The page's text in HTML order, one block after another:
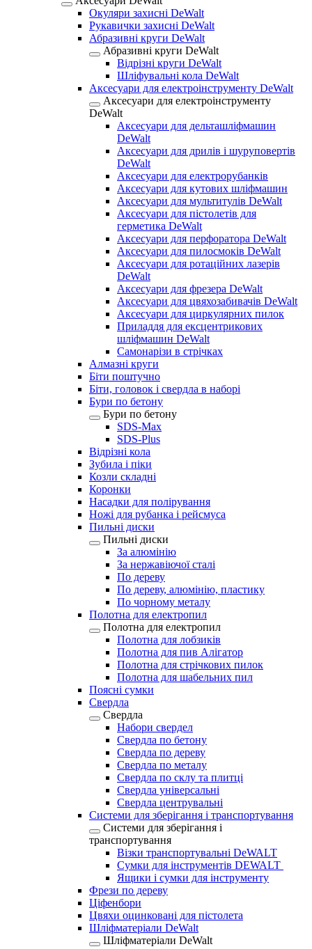
Окуляри захисні DeWalt
Рукавички захисні DeWalt
Абразивні круги DeWalt
Абразивні круги DeWalt
Відрізні круги DeWalt
Шліфувальні кола DeWalt
Аксесуари для електроінструменту DeWalt
Аксесуари для електроінструменту
DeWalt
Аксесуари для дельташліфмашин
DeWalt
Аксесуари для дрилів і шуруповертів
DeWalt
Аксесуари для електрорубанків
Аксесуари для кутових шліфмашин
Аксесуари для мультитулів DeWalt
Аксесуари для пістолетів для
герметика DeWalt
Аксесуари для перфоратора DeWalt
Аксесуари для пилосмоків DeWalt
Аксесуари для ротаційних лазерів
DeWalt
Аксесуари для фрезера DeWalt
Аксесуари для цвяхозабивачів DeWalt
Аксесуари для циркулярних пилок
Приладдя для ексцентрикових
шліфмашин DeWalt
Самонарізи в стрічках
Алмазні круги
Біти поштучно
Біти, головок і свердла в наборі
Бури по бетону
Бури по бетону
SDS-Max
SDS-Plus
Відрізні кола
Зубила і піки
Козли складні
Коронки
Насадки для полірування
Ножі для рубанка і рейсмуса
Пильні диски
Пильні диски
За алюмінію
За нержавіючої сталі
По дереву
По дереву, алюмінію, пластику
По чорному металу
Полотна для електропил
Полотна для електропил
Полотна для лобзиків
Полотна для пив Алігатор
Полотна для стрічкових пилок
Полотна для шабельних пил
Поясні сумки
Свердла
Свердла
Набори свердел
Свердла по бетону
Свердла по дереву
Свердла по металу
Свердла по склу та плитці
Свердла універсальні
Свердла центрувальні
Системи для зберігання і транспортування
Системи для зберігання і
транспортування
Візки транспортувальні DeWALT
Сумки для інструментів DEWALT
Ящики і сумки для інструменту
Фрези по дереву
Ціфенбори
Цвяхи оцинковані для пістолета
Шліфматеріали DeWalt
Шліфматеріали DeWalt